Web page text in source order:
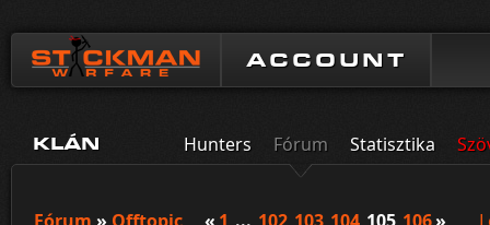
ACCOUNT
KLÁN Hunters Fórum Statisztika